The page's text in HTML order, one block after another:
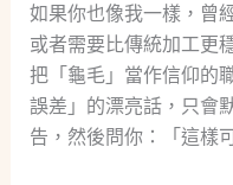
如果你也像我一樣，曾
或者需要比傳統加工更
把「龜毛」當作信仰的
誤差」的漂亮話，只會
告，然後問你：「這樣